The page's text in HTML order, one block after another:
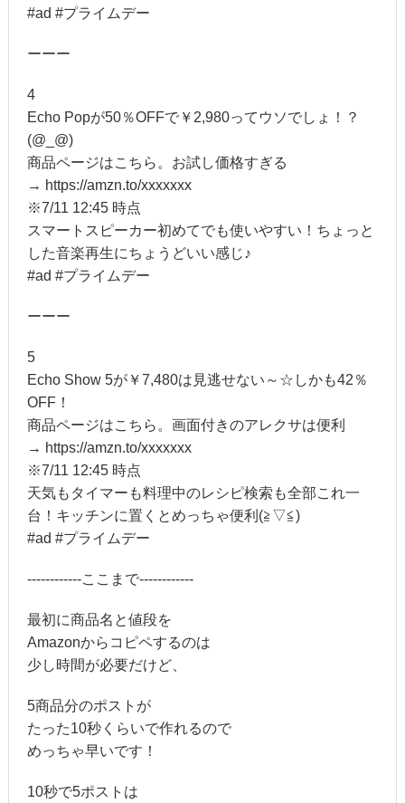
#ad #プライムデー
ーーー
4
Echo Popが50％OFFで￥2,980ってウソでしょ！？
(@_@)
商品ページはこちら。お試し価格すぎる
→ https://amzn.to/xxxxxxx
※7/11 12:45 時点
スマートスピーカー初めてでも使いやすい！ちょっと
した音楽再生にちょうどいい感じ♪
#ad #プライムデー
ーーー
5
Echo Show 5が￥7,480は見逃せない～☆しかも42％
OFF！
商品ページはこちら。画面付きのアレクサは便利
→ https://amzn.to/xxxxxxx
※7/11 12:45 時点
天気もタイマーも料理中のレシピ検索も全部これ一
台！キッチンに置くとめっちゃ便利(≧▽≦)
#ad #プライムデー
------------ここまで------------
最初に商品名と値段を
Amazonからコピペするのは
少し時間が必要だけど、
5商品分のポストが
たった10秒くらいで作れるので
めっちゃ早いです！
10秒で5ポストは